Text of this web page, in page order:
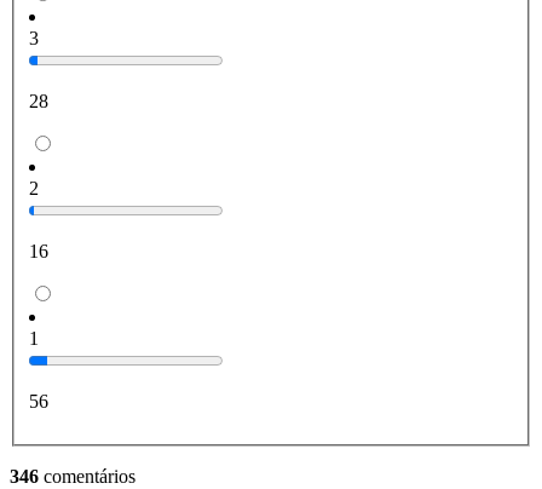
3
28
2
16
1
56
346 comentários